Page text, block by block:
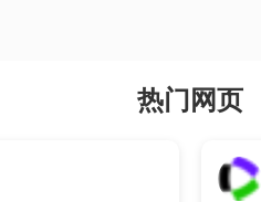
热门网页